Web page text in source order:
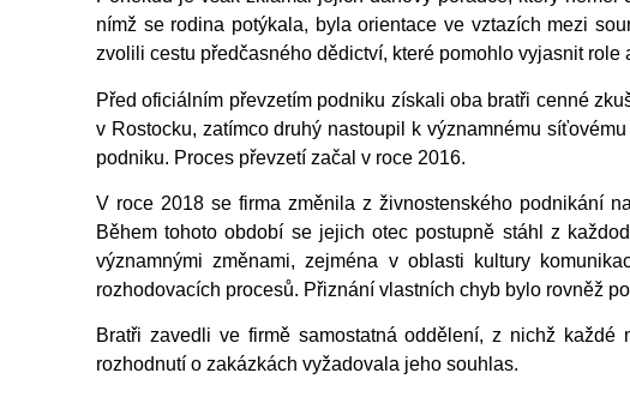
nímž se rodina potýkala, byla orientace ve vztazích mezi
zvolili cestu předčasného dědictví, které pomohlo vyjasnit role
Před oficiálním převzetím podniku získali oba bratři cenné
v Rostocku, zatímco druhý nastoupil k významnému
podniku. Proces převzetí začal v roce 2016.
V roce 2018 se firma změnila z živnostenského podnikání
Během tohoto období se jejich otec postupně stáhl z
významnými změnami, zejména v oblasti kultury
rozhodovacích procesů. Přiznání vlastních chyb bylo rovněž
Bratři zavedli ve firmě samostatná oddělení, z nichž
rozhodnutí o zakázkách vyžadovala jeho souhlas.